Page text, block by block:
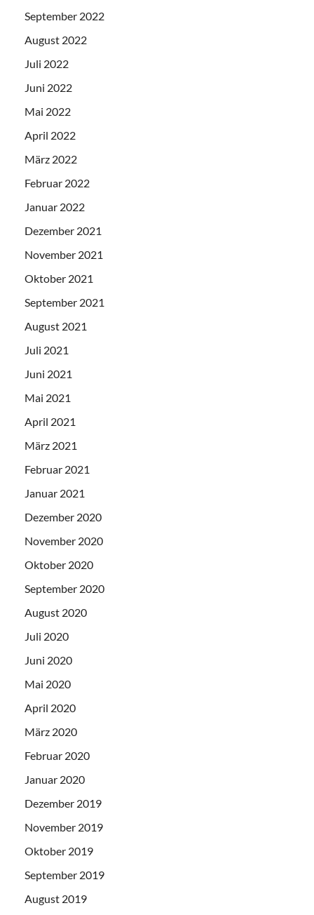
September 2022
August 2022
Juli 2022
Juni 2022
Mai 2022
April 2022
März 2022
Februar 2022
Januar 2022
Dezember 2021
November 2021
Oktober 2021
September 2021
August 2021
Juli 2021
Juni 2021
Mai 2021
April 2021
März 2021
Februar 2021
Januar 2021
Dezember 2020
November 2020
Oktober 2020
September 2020
August 2020
Juli 2020
Juni 2020
Mai 2020
April 2020
März 2020
Februar 2020
Januar 2020
Dezember 2019
November 2019
Oktober 2019
September 2019
August 2019